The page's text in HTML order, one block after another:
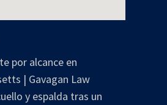
por alcance en
| Gavagan Law
y espalda tras un